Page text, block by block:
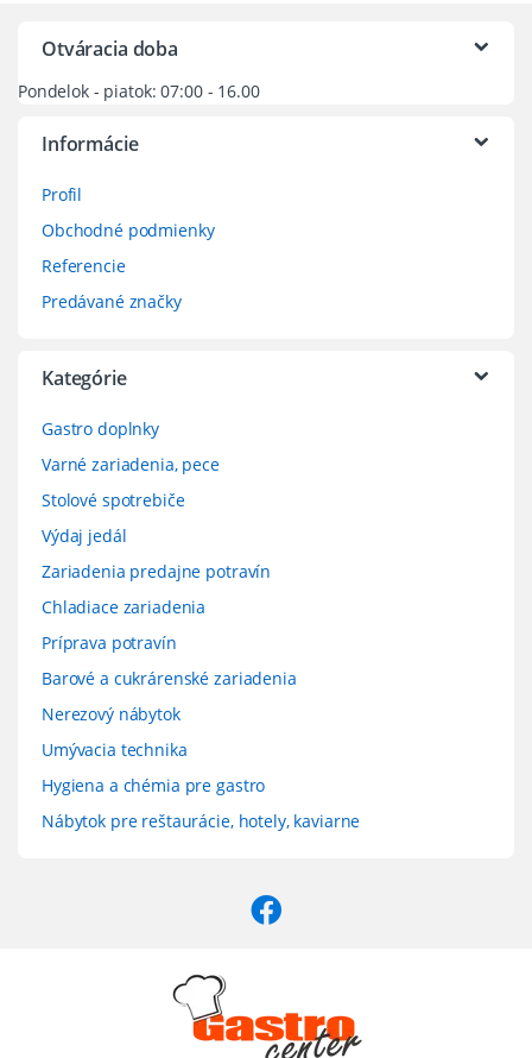
Otváracia doba
Pondelok - piatok: 07:00 - 16.00
Informácie
Profil
Obchodné podmienky
Referencie
Predávané značky
Kategórie
Gastro doplnky
Varné zariadenia, pece
Stolové spotrebiče
Výdaj jedál
Zariadenia predajne potravín
Chladiace zariadenia
Príprava potravín
Barové a cukrárenské zariadenia
Nerezový nábytok
Umývacia technika
Hygiena a chémia pre gastro
Nábytok pre reštaurácie, hotely, kaviarne